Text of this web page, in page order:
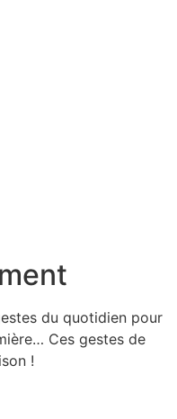
du quotidien pour
Ces gestes de
!